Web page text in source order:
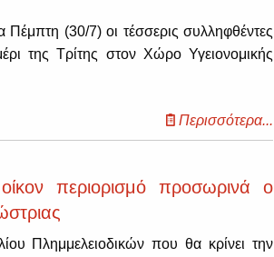
Πέμπτη (30/7) οι τέσσερις συλληφθέντες
της Τρίτης στον Χώρο Υγειονομικής
Περισσότερα...
περιορισμό προσωρινά ο
Πλημμελειοδικών που θα κρίνει την